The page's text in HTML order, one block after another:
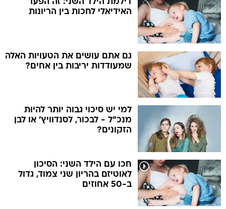
האידיאלי לחכות בין הריונות
גם אתם עושים את הטעויות האלה
שמעודדות יריבות בין אחים?
למי יש סיכוי גבוה יותר להיות
מנכ"ל - לבכור, לסנדוויץ' או לבן
הזקונים?
חכו עם הילד השני: הסיכון
לאוטיזם בהריון שני צמוד, גדול
ב-50 אחוזים